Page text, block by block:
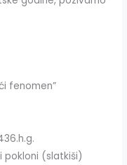
fenomen”
pokloni (slatkiši)